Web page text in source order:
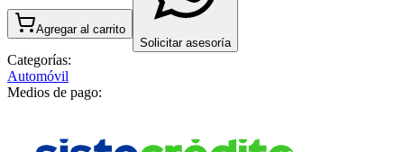
Agregar al carrito
Solicitar asesoría
Categorías:
Automóvil
Medios de pago: